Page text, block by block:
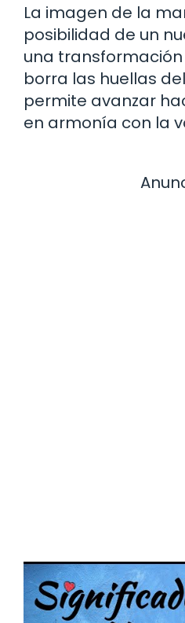
La imagen de la
posibilidad de un
una
borra las huellas
permite avanzar
en armonía con la